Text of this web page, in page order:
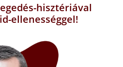
hisztériával
ellenességgel!